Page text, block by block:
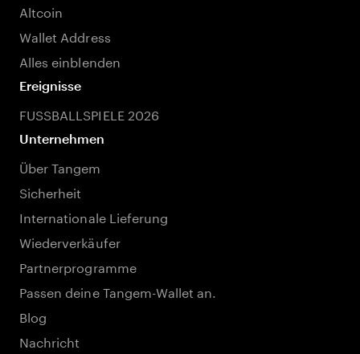
Altcoin
Wallet Address
Alles einblenden
Ereignisse
FUSSBALLSPIELE 2026
Unternehmen
Über Tangem
Sicherheit
Internationale Lieferung
Wiederverkäufer
Partnerprogramme
Passen deine Tangem-Wallet an.
Blog
Nachricht